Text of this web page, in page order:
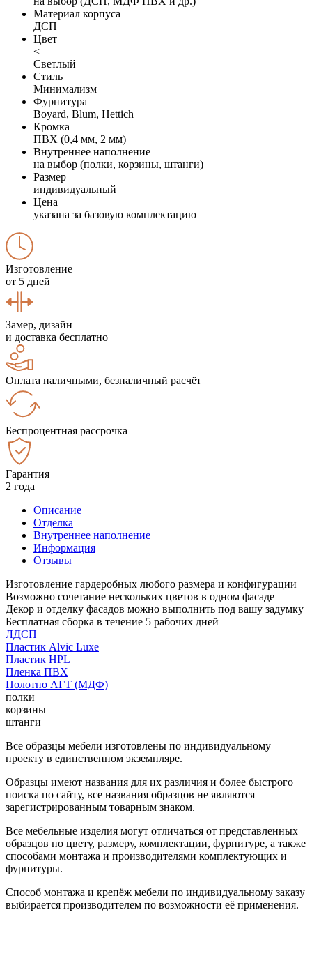
Материал корпуса
ДСП
Цвет
<
Светлый
Стиль
Минимализм
Фурнитура
Boyard, Blum, Hettich
Кромка
ПВХ (0,4 мм, 2 мм)
Внутреннее наполнение
на выбор (полки, корзины, штанги)
Размер
индивидуальный
Цена
указана за базовую комплектацию
Изготовление
от 5 дней
Замер, дизайн
и доставка бесплатно
Оплата наличными, безналичный расчёт
Беспроцентная рассрочка
Гарантия
2 года
Описание
Отделка
Внутреннее наполнение
Информация
Отзывы
Изготовление гардеробных любого размера и конфигурации
Возможно сочетание нескольких цветов в одном фасаде
Декор и отделку фасадов можно выполнить под вашу задумку
Бесплатная сборка в течение 5 рабочих дней
ЛДСП
Пластик Alvic Luxe
Пластик HPL
Пленка ПВХ
Полотно АГТ (МДФ)
полки
корзины
штанги
Все образцы мебели изготовлены по индивидуальному
проекту в единственном экземпляре.
Образцы имеют названия для их различия и более быстрого
поиска по сайту, все названия образцов не являются
зарегистрированным товарным знаком.
Все мебельные изделия могут отличаться от представленных
образцов по цвету, размеру, комплектации, фурнитуре, а также
способами монтажа и производителями комплектующих и
фурнитуры.
Способ монтажа и крепёж мебели по индивидуальному заказу
выбирается производителем по возможности её применения.